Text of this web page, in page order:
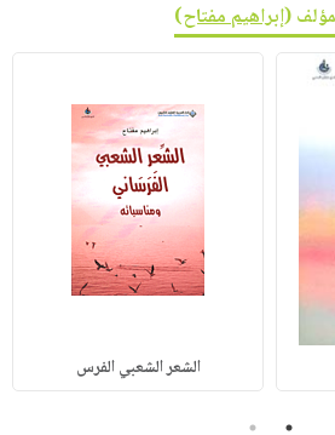
(إبراهيم مفتاح)
الشعر الشعبي الفرس
1
2